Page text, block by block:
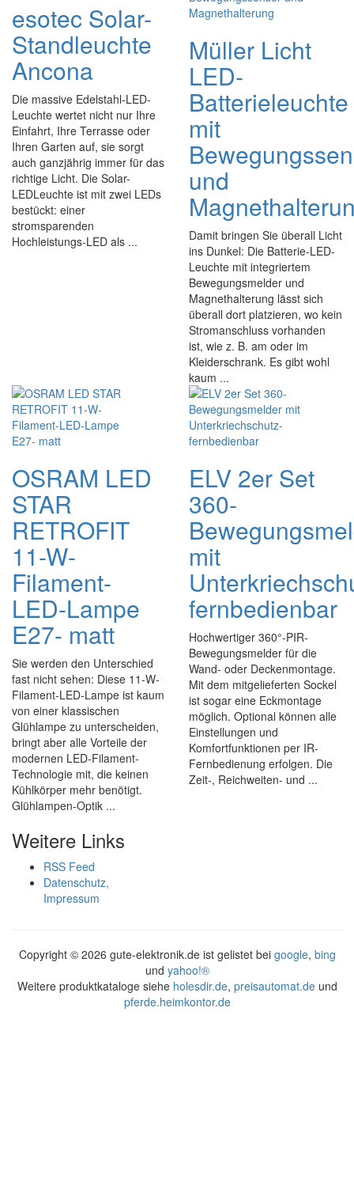
esotec Solar-
Standleuchte
Ancona
Die massive Edelstahl-LED-
Leuchte wertet nicht nur Ihre
Einfahrt, Ihre Terrasse oder
Ihren Garten auf, sie sorgt
auch ganzjährig immer für das
richtige Licht. Die Solar-
LEDLeuchte ist mit zwei LEDs
bestückt: einer
stromsparenden
Hochleistungs-LED als ...
Müller Licht
LED-
Batterieleuchte
mit
und
Damit bringen Sie überall Licht
ins Dunkel: Die Batterie-LED-
Leuchte mit integriertem
Bewegungsmelder und
Magnethalterung lässt sich
überall dort platzieren, wo kein
Stromanschluss vorhanden
ist, wie z. B. am oder im
Kleiderschrank. Es gibt wohl
kaum ...
OSRAM LED
STAR
RETROFIT
11-W-
Filament-
LED-Lampe
E27- matt
Sie werden den Unterschied
fast nicht sehen: Diese 11-W-
Filament-LED-Lampe ist kaum
von einer klassischen
Glühlampe zu unterscheiden,
bringt aber alle Vorteile der
modernen LED-Filament-
Technologie mit, die keinen
Kühlkörper mehr benötigt.
Glühlampen-Optik ...
ELV 2er Set
360-
mit
fernbedienbar
Hochwertiger 360°-PIR-
Bewegungsmelder für die
Wand- oder Deckenmontage.
Mit dem mitgelieferten Sockel
ist sogar eine Eckmontage
möglich. Optional können alle
Einstellungen und
Komfortfunktionen per IR-
Fernbedienung erfolgen. Die
Zeit-, Reichweiten- und ...
Weitere Links
RSS Feed
Datenschutz,
Impressum
Copyright © 2026 gute-elektronik.de ist gelistet bei google, bing
und yahoo!®
Weitere produktkataloge siehe holesdir.de, preisautomat.deund
pferde.heimkontor.de